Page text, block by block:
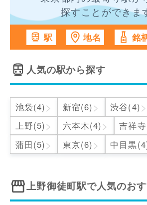
探すことができま
駅 地名 銘
人気の駅から探す
池袋(4) > 新宿(6) > 渋谷(4) >
上野(5) > 六本木(4) > 吉祥
蒲田(5) > 東京(6) > 中目黒
上野御徒町駅で人気のお